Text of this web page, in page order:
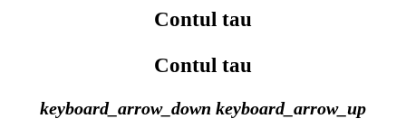
Contul tau
Contul tau
keyboard_arrow_down keyboard_arrow_up